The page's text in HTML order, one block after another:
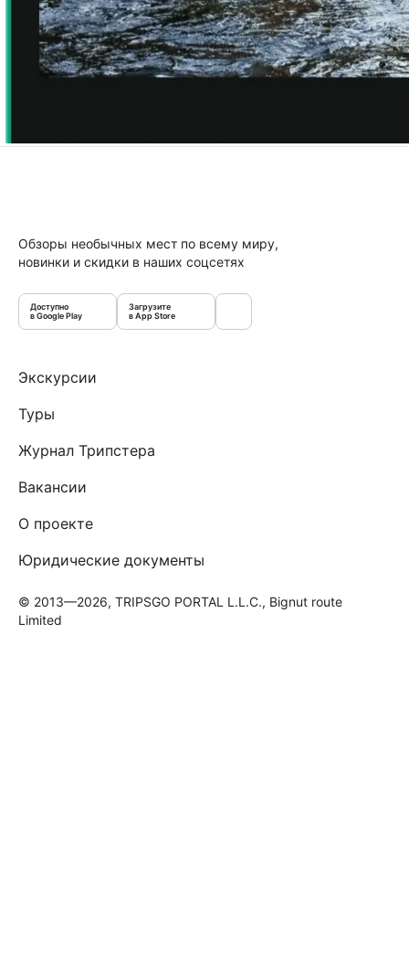
Обзоры необычных мест по всему миру,
новинки и скидки в наших соцсетях
Доступно
в Google Play
Загрузите
в App Store
Экскурсии
Туры
Журнал Трипстера
Вакансии
О проекте
Юридические документы
© 2013—2026, TRIPSGO PORTAL L.L.C., Bignut route
Limited